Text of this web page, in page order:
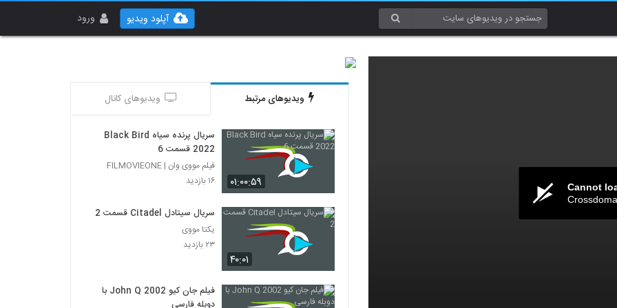
ورود آپلود ویدیو
Cannot
ویدیوهای مرتبط ویدیوهای کانال
۰۱:۰۰:۵۹
سریال پرنده سیاه Black Bird
2022 قسمت 6
فیلم مووی وان | FILMOVIEONE
۱۶ بازدید
۴۰:۰۱
سریال سیتادل Citadel قسمت 2
یکتا مووی
۲۳ بازدید
فیلم جان کیو John Q 2002 با
دوبله فارسی